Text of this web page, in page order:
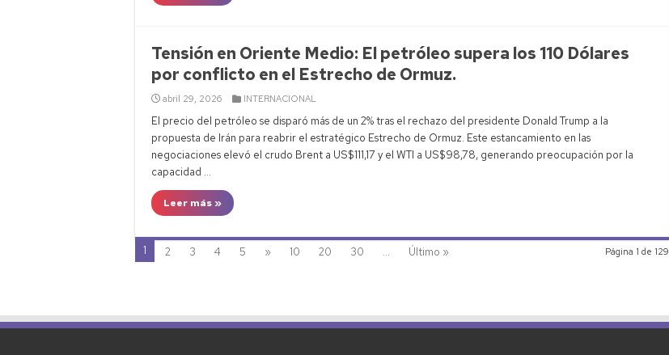
Tensión en Oriente Medio: El petróleo supera los 110 Dólares
por conflicto en el Estrecho de Ormuz.
abril 29, 2026 INTERNACIONAL
El precio del petróleo se disparó más de un 2% tras el rechazo del presidente Donald Trump a la
propuesta de Irán para reabrir el estratégico Estrecho de Ormuz. Este estancamiento en las
negociaciones elevó el crudo Brent a US$111,17 y el WTI a US$98,78, generando preocupación por la
capacidad …
Leer más »
Página 1 de 129
1 2 3 4 5 » 10 20 30 ... Último »